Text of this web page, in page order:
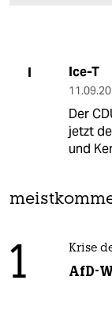
I Ice-T
Der
jetzt
und
1 Krise
AfD-